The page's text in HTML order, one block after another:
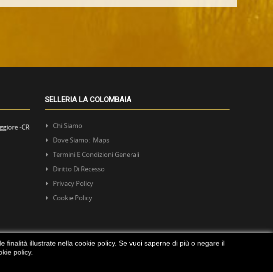
illustrate nella cookie policy. Se vuoi saperne di più o negare il
policy.
-CR-
SELLERIA LA COLOMBAIA
Chi Siamo
Dove Siamo: Maps
Termini E Condizioni Generali
Diritto Di Recesso
Privacy Policy
Cookie Policy